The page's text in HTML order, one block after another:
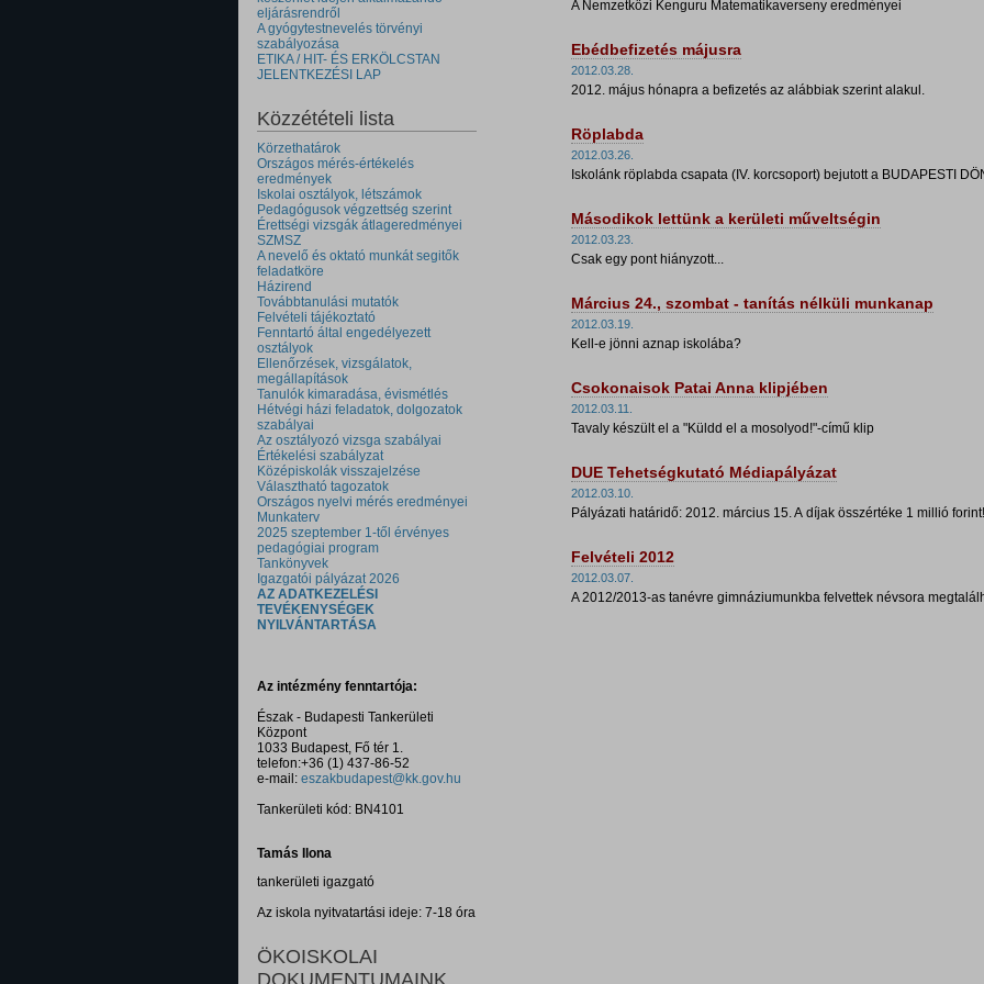
eljárásrendről
A gyógytestnevelés törvényi
szabályozása
ETIKA / HIT- ÉS ERKÖLCSTAN
JELENTKEZÉSI LAP
Közzétételi lista
Körzethatárok
Országos mérés-értékelés
eredmények
Iskolai osztályok, létszámok
Pedagógusok végzettség szerint
Érettségi vizsgák átlageredményei
SZMSZ
A nevelő és oktató munkát segitők
feladatköre
Házirend
Továbbtanulási mutatók
Felvételi tájékoztató
Fenntartó által engedélyezett
osztályok
Ellenőrzések, vizsgálatok,
megállapítások
Tanulók kimaradása, évismétlés
Hétvégi házi feladatok, dolgozatok
szabályai
Az osztályozó vizsga szabályai
Értékelési szabályzat
Középiskolák visszajelzése
Választható tagozatok
Országos nyelvi mérés eredményei
Munkaterv
2025 szeptember 1-től érvényes
pedagógiai program
Tankönyvek
Igazgatói pályázat 2026
AZ ADATKEZELÉSI
TEVÉKENYSÉGEK
NYILVÁNTARTÁSA
Az intézmény fenntartója:
Észak - Budapesti Tankerületi
Központ
1033 Budapest, Fő tér 1.
telefon:+36 (1) 437-86-52
e-mail: eszakbudapest@kk.gov.hu
Tankerületi kód: BN4101
Tamás Ilona
tankerületi igazgató
Az iskola nyitvatartási ideje: 7-18 óra
ÖKOISKOLAI
DOKUMENTUMAINK
A Nemzetközi Kenguru Matematikaverseny eredményei
Ebédbefizetés májusra
2012.03.28.
2012. május hónapra a befizetés az alábbiak szerint alakul.
Röplabda
2012.03.26.
Iskolánk röplabda csapata (IV. korcsoport) bejutott a BUDAPESTI
Másodikok lettünk a kerületi műveltségin
2012.03.23.
Csak egy pont hiányzott...
Március 24., szombat - tanítás nélküli munkanap
2012.03.19.
Kell-e jönni aznap iskolába?
Csokonaisok Patai Anna klipjében
2012.03.11.
Tavaly készült el a "Küldd el a mosolyod!"-című klip
DUE Tehetségkutató Médiapályázat
2012.03.10.
Pályázati határidő: 2012. március 15. A díjak összértéke 1 millió forint!
Felvételi 2012
2012.03.07.
A 2012/2013-as tanévre gimnáziumunkba felvettek névsora